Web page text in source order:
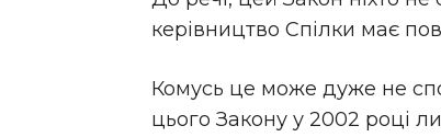
керівництво Спілки має
Комусь це може дуже не
цього Закону у 2002 році